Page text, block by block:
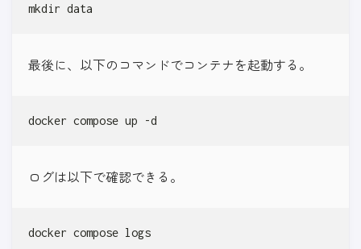
mkdir data
最後に、以下のコマンドでコンテナを起動する。
docker compose up -d
ログは以下で確認できる。
docker compose logs